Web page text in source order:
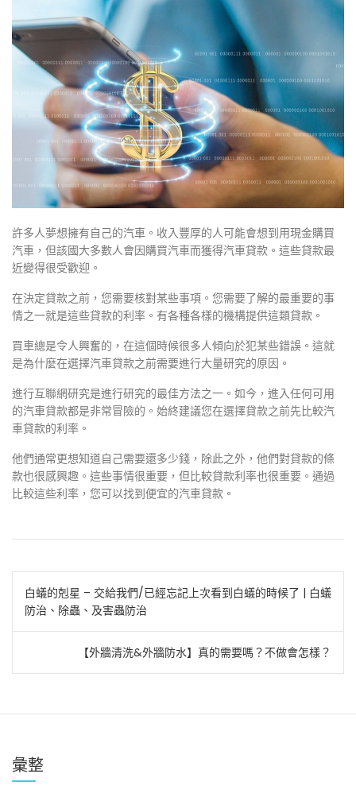
許多人夢想擁有自己的汽車。收入豐厚的人可能會想到用現金購買
汽車，但該國大多數人會因購買汽車而獲得汽車貸款。這些貸款最
近變得很受歡迎。
在決定貸款之前，您需要核對某些事項。您需要了解的最重要的事
情之一就是這些貸款的利率。有各種各樣的機構提供這類貸款。
買車總是令人興奮的，在這個時候很多人傾向於犯某些錯誤。這就
是為什麼在選擇汽車貸款之前需要進行大量研究的原因。
進行互聯網研究是進行研究的最佳方法之一。如今，進入任何可用
的汽車貸款都是非常冒險的。始終建議您在選擇貸款之前先比較汽
車貸款的利率。
他們通常更想知道自己需要還多少錢，除此之外，他們對貸款的條
款也很感興趣。這些事情很重要，但比較貸款利率也很重要。通過
比較這些利率，您可以找到便宜的汽車貸款。
文
章
白蟻的剋星 – 交給我們/已經忘記上次看到白蟻的時候了 | 白蟻
防治、除蟲、及害蟲防治
【外牆清洗&外牆防水】真的需要嗎？不做會怎樣？
彙整